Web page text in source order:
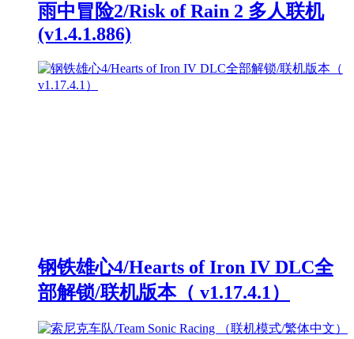
雨中冒险2/Risk of Rain 2 多人联机
(v1.4.1.886)
钢铁雄心4/Hearts of Iron IV DLC全
部解锁/联机版本（ v1.17.4.1）